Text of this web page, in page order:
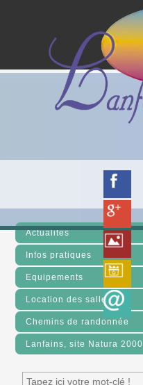
Actualités
Infos pratiques
Equipements
Location des salles
Chemins de randonnée
Lanfains, site Natura 2000